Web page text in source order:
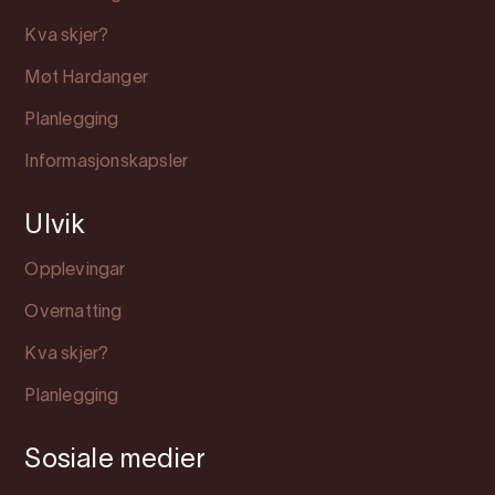
Kva skjer?
Møt Hardanger
Planlegging
Informasjonskapsler
Ulvik
Opplevingar
Overnatting
Kva skjer?
Planlegging
Sosiale medier